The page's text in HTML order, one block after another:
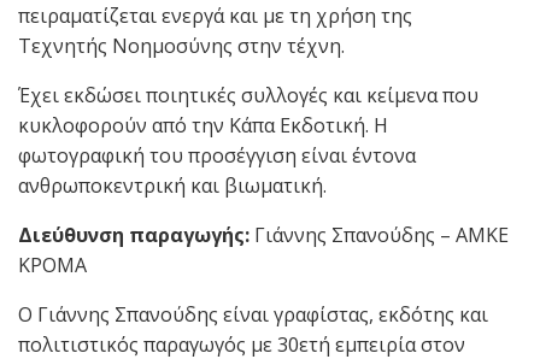
πειραματίζεται ενεργά και με τη χρήση της
Τεχνητής Νοημοσύνης στην τέχνη.
Έχει εκδώσει ποιητικές συλλογές και κείμενα που
κυκλοφορούν από την ⁠Κάπα Εκδοτική. Η
φωτογραφική του προσέγγιση είναι έντονα
ανθρωποκεντρική και βιωματική.
Διεύθυνση παραγωγής: Γιάννης Σπανούδης – ΑΜΚΕ
ΚΡΟΜΑ
Ο Γιάννης Σπανούδης είναι γραφίστας, εκδότης και
πολιτιστικός παραγωγός με 30ετή εμπειρία στον